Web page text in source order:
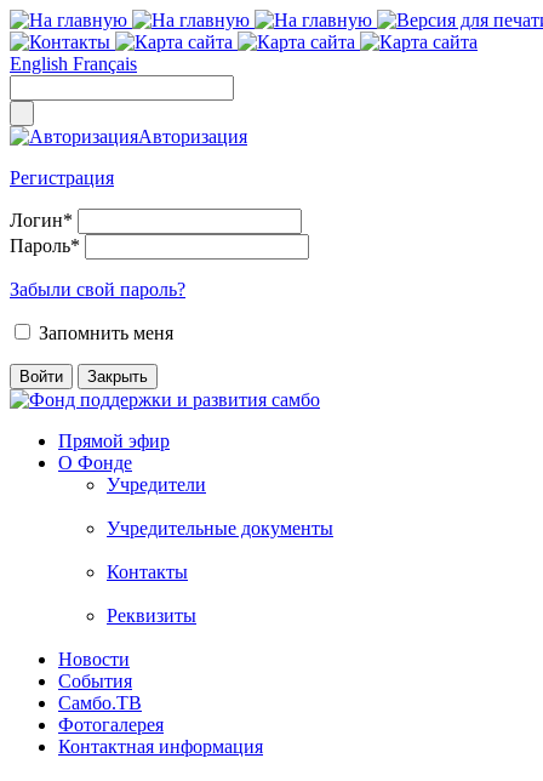
English Français
Авторизация
Регистрация
Логин*
Пароль*
Забыли свой пароль?
Запомнить меня
Прямой эфир
О Фонде
Учредители
Учредительные документы
Контакты
Реквизиты
Новости
События
Самбо.ТВ
Фотогалерея
Контактная информация